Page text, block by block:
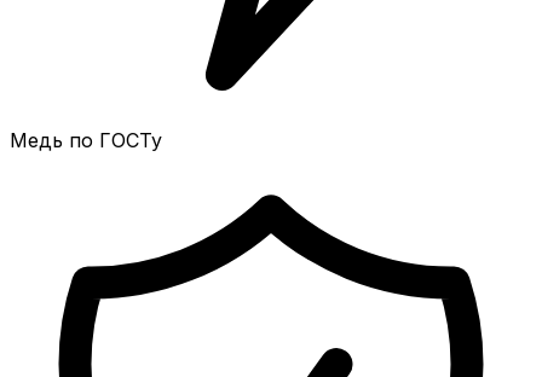
Медь по ГОСТу